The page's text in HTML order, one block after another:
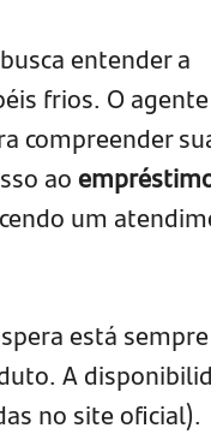
entender a
frios. O
compreender
ao
um
está sempre
A
no site oficial).